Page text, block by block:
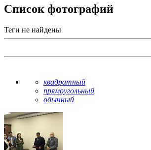
Список фотографий
Теги не найдены
квадратный
прямоугольный
обычный